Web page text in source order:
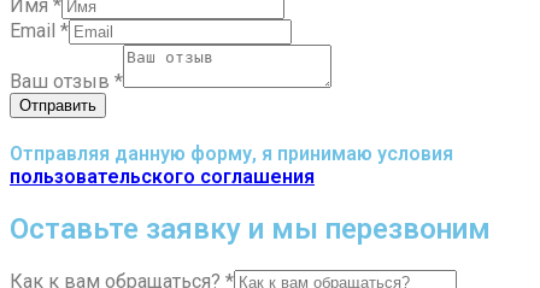
Имя *
Email *
Ваш отзыв *
Отправить
Отправляя данную форму, я принимаю условия
пользовательского соглашения
Оставьте заявку и мы перезвоним
Как к вам обращаться? *